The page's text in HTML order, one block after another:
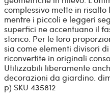
complessivo mette in
mentre i piccoli e leggeri
superfici ne accentuano il
storico. Per le loro
sia come elementi divisori
riconvertite in originali
Utilizzabili liberamente
decorazioni da giardino.
p) SKU 435812